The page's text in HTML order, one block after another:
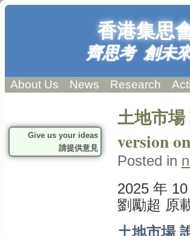
香港集思
齊思考 創未
About Us News Research
Give us your ideas
請提供意見
土地市場
version
Posted in
2025 年
劉勵超 原
土地市場